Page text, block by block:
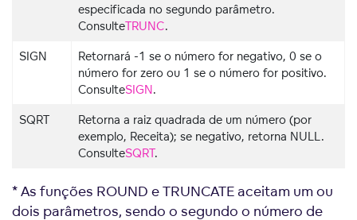
especificada no segundo parâmetro.
ConsulteTRUNC.
SIGN
Retornará -1 se o número for negativo, 0 se o
número for zero ou 1 se o número for positivo.
ConsulteSIGN.
SQRT
Retorna a raiz quadrada de um número (por
exemplo, Receita); se negativo, retorna NULL.
ConsulteSQRT.
* As funções ROUND e TRUNCATE aceitam um ou
dois parâmetros, sendo o segundo o número de